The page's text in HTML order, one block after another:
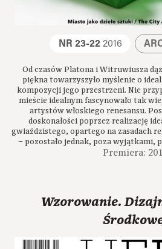
NR 23-222016
Od czasów Platona i Witruwiusza
piękna towarzyszyło myślenie o
kompozycji jego przestrzeni. Nie
mieście idealnym fascynowało tak
artystów włoskiego renesansu.
doskonałości poprzez realizację
gwiaździstego, opartego na zasadach
– pozostało jednak, poza wyjątkami,
Premiera:
Wzorowanie.